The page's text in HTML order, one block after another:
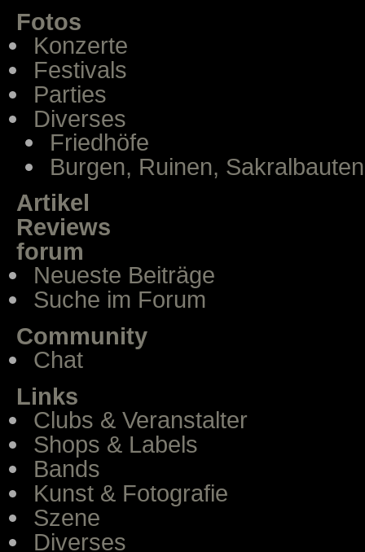
Fotos
Konzerte
Festivals
Parties
Diverses
Friedhöfe
Burgen, Ruinen, Sakralbauten
Artikel
Reviews
forum
Neueste Beiträge
Suche im Forum
Community
Chat
Links
Clubs & Veranstalter
Shops & Labels
Bands
Kunst & Fotografie
Szene
Diverses